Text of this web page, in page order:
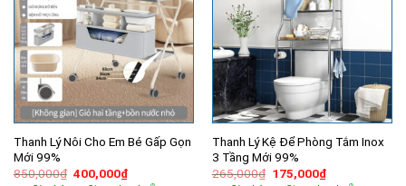
Thanh Lý Nôi Cho Em Bé Gấp Gọn
Mới 99%
850,000₫ Giá
400,000₫Giá
Thanh Lý Kệ Để Phòng Tắm Inox
3 Tầng Mới 99%
265,000₫ Giá
175,000₫Giá